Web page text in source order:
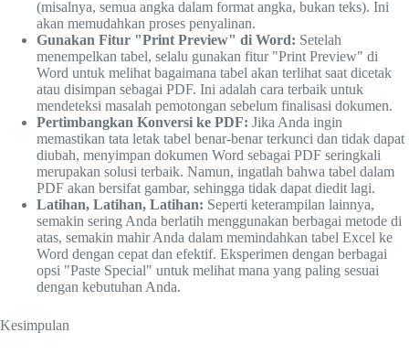
(misalnya, semua angka dalam format angka, bukan teks). Ini
akan memudahkan proses penyalinan.
Gunakan Fitur "Print Preview" di Word: Setelah
menempelkan tabel, selalu gunakan fitur "Print Preview" di
Word untuk melihat bagaimana tabel akan terlihat saat dicetak
atau disimpan sebagai PDF. Ini adalah cara terbaik untuk
mendeteksi masalah pemotongan sebelum finalisasi dokumen.
Pertimbangkan Konversi ke PDF: Jika Anda ingin
memastikan tata letak tabel benar-benar terkunci dan tidak dapat
diubah, menyimpan dokumen Word sebagai PDF seringkali
merupakan solusi terbaik. Namun, ingatlah bahwa tabel dalam
PDF akan bersifat gambar, sehingga tidak dapat diedit lagi.
Latihan, Latihan, Latihan: Seperti keterampilan lainnya,
semakin sering Anda berlatih menggunakan berbagai metode di
atas, semakin mahir Anda dalam memindahkan tabel Excel ke
Word dengan cepat dan efektif. Eksperimen dengan berbagai
opsi "Paste Special" untuk melihat mana yang paling sesuai
dengan kebutuhan Anda.
Kesimpulan